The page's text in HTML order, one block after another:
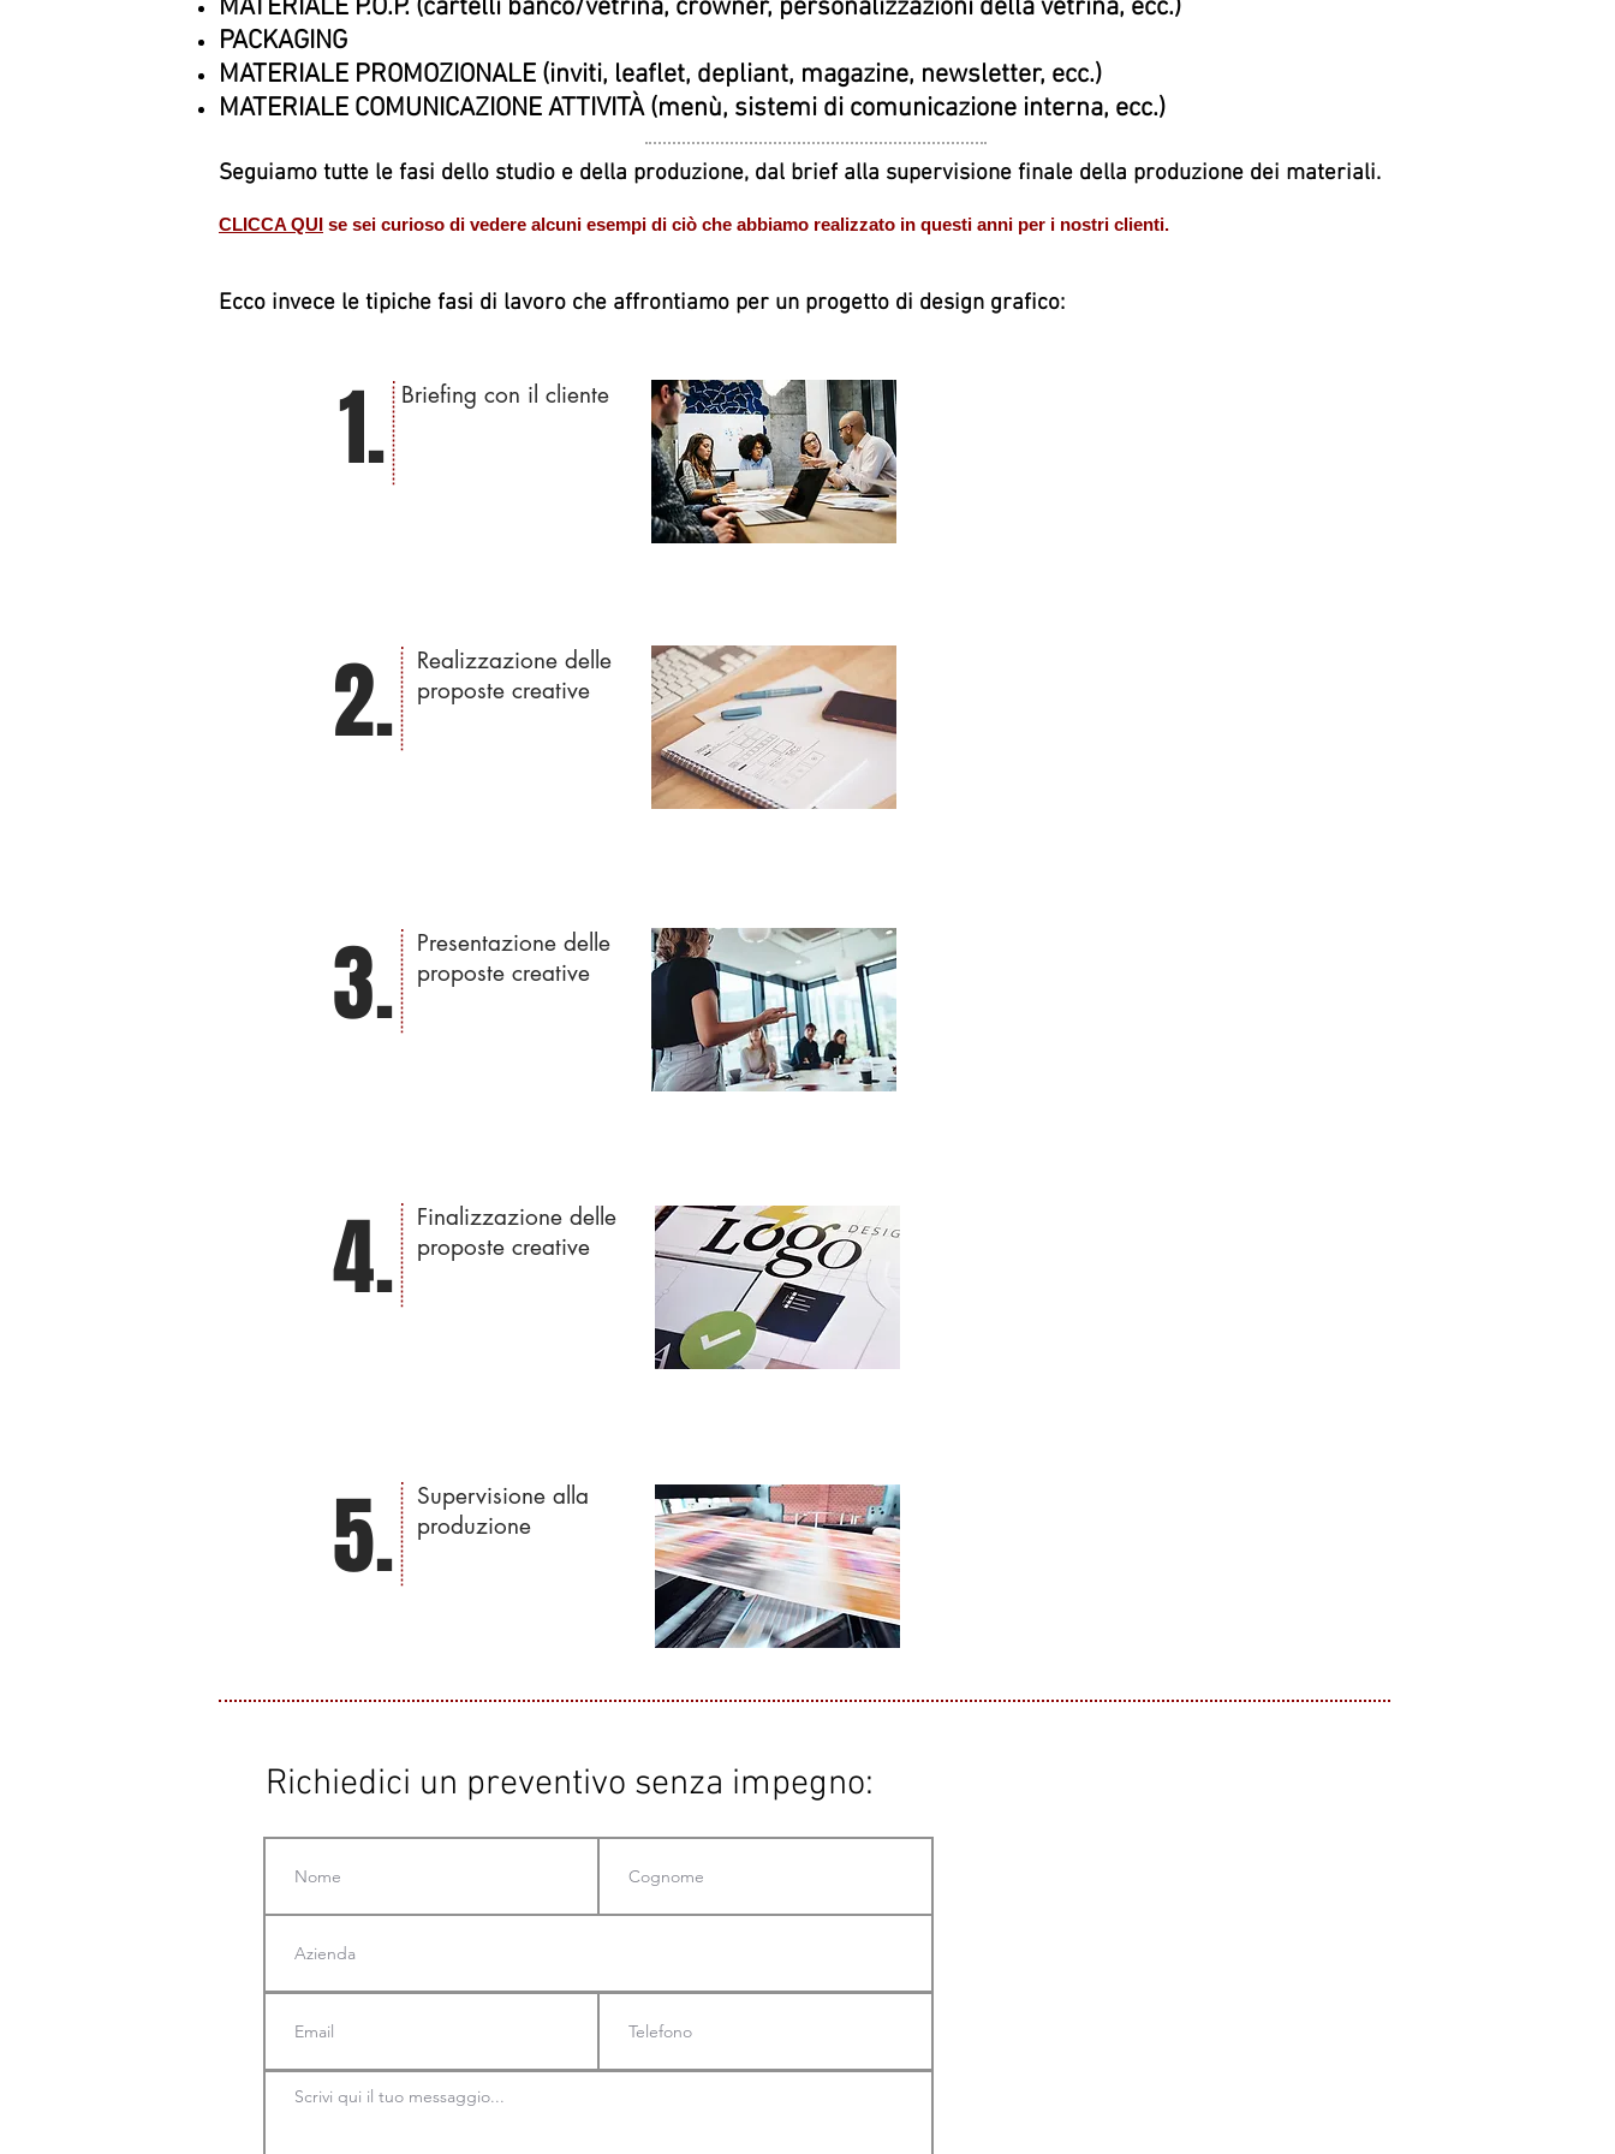
MATERIALE P.O.P. (cartelli banco/vetrina, crowner, personalizzazioni della vetrina, ecc.)
PACKAGING
MATERIALE PROMOZIONALE (inviti, leaflet, depliant, magazine, newsletter, ecc.)
MATERIALE COMUNICAZIONE ATTIVITÀ (menù, sistemi di comunicazione interna, ecc.)
Seguiamo tutte le fasi dello studio e della produzione, dal brief alla supervisione finale della produzione dei materiali.
CLICCA QUI se sei curioso di vedere alcuni esempi di ciò che abbiamo realizzato in questi anni per i nostri clienti.
Ecco invece le tipiche fasi di lavoro che affrontiamo per un progetto di design grafico:
Briefing con il cliente
1.
Realizzazione delle
proposte creative
2.
Presentazione delle
proposte creative
3.
Finalizzazione delle
proposte creative
4.
Supervisione alla
produzione
5.
Richiedici un preventivo senza impegno: